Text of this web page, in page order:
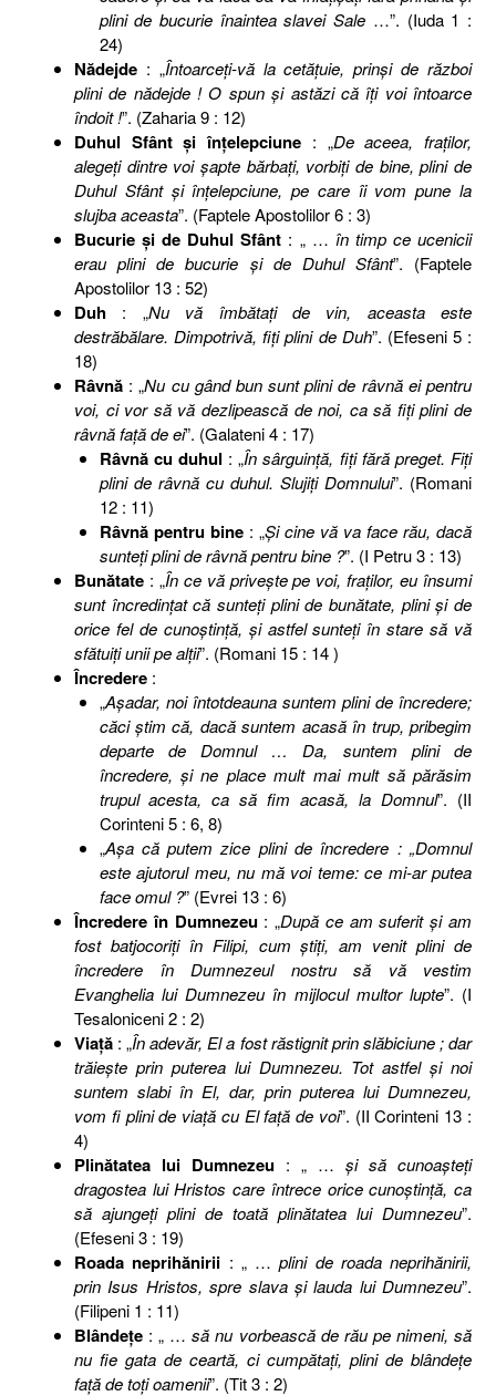
plini de bucurie înaintea slavei Sale …”. (Iuda 1 :
24)
Nădejde : „Întoarceţi-vă la cetăţuie, prinşi de război
plini de nădejde ! O spun şi astăzi că îţi voi întoarce
îndoit !”. (Zaharia 9 : 12)
Duhul Sfânt şi înţelepciune : „De aceea, fraţilor,
alegeţi dintre voi şapte bărbaţi, vorbiţi de bine, plini de
Duhul Sfânt şi înţelepciune, pe care îi vom pune la
slujba aceasta”. (Faptele Apostolilor 6 : 3)
Bucurie şi de Duhul Sfânt : „ … în timp ce ucenicii
erau plini de bucurie şi de Duhul Sfânt”. (Faptele
Apostolilor 13 : 52)
Duh : „Nu vă îmbătaţi de vin, aceasta este
destrăbălare. Dimpotrivă, fiţi plini de Duh”. (Efeseni 5 :
18)
Râvnă : „Nu cu gând bun sunt plini de râvnă ei pentru
voi, ci vor să vă dezlipească de noi, ca să fiţi plini de
râvnă faţă de ei”. (Galateni 4 : 17)
Râvnă cu duhul : „În sârguinţă, fiţi fără preget. Fiţi
plini de râvnă cu duhul. Slujiţi Domnului”. (Romani
12 : 11)
Râvnă pentru bine: „Şi cine vă va face rău, dacă
sunteţi plini de râvnă pentru bine ?”. (I Petru 3 : 13)
Bunătate : „În ce vă priveşte pe voi, fraţilor, eu însumi
sunt încredinţat că sunteţi plini de bunătate, plini şi de
orice fel de cunoştinţă, şi astfel sunteţi în stare să vă
sfătuiţi unii pe alţii”. (Romani 15 : 14 )
Încredere :
„Aşadar, noi întotdeauna suntem plini de încredere;
căci ştim că, dacă suntem acasă în trup, pribegim
departe de Domnul … Da, suntem plini de
încredere, şi ne place mult mai mult să părăsim
trupul acesta, ca să fim acasă, la Domnul”. (II
Corinteni 5 : 6, 8)
„Aşa că putem zice plini de încredere : „Domnul
este ajutorul meu, nu mă voi teme: ce mi-ar putea
face omul ?” (Evrei 13 : 6)
Încredere în Dumnezeu: „După ce am suferit şi am
fost batjocoriţi în Filipi, cum ştiţi, am venit plini de
încredere în Dumnezeul nostru să vă vestim
Evanghelia lui Dumnezeu în mijlocul multor lupte”. (I
Tesaloniceni 2 : 2)
Viaţă : „În adevăr, El a fost răstignit prin slăbiciune ; dar
trăieşte prin puterea lui Dumnezeu. Tot astfel şi noi
suntem slabi în El, dar, prin puterea lui Dumnezeu,
vom fi plini de viaţă cu El faţă de voi”. (II Corinteni 13 :
4)
Plinătatea lui Dumnezeu : „ … şi să cunoaşteţi
dragostea lui Hristos care întrece orice cunoştinţă, ca
să ajungeţi plini de toată plinătatea lui Dumnezeu”.
(Efeseni 3 : 19)
Roada neprihănirii : „ …plini de roada neprihănirii,
prin Isus Hristos, spre slava şi lauda lui Dumnezeu”.
(Filipeni 1 : 11)
Blândeţe : „ …să nu vorbească de rău pe nimeni, să
nu fie gata de ceartă, ci cumpătaţi, plini de blândeţe
faţă de toţi oamenii”. (Tit 3 : 2)